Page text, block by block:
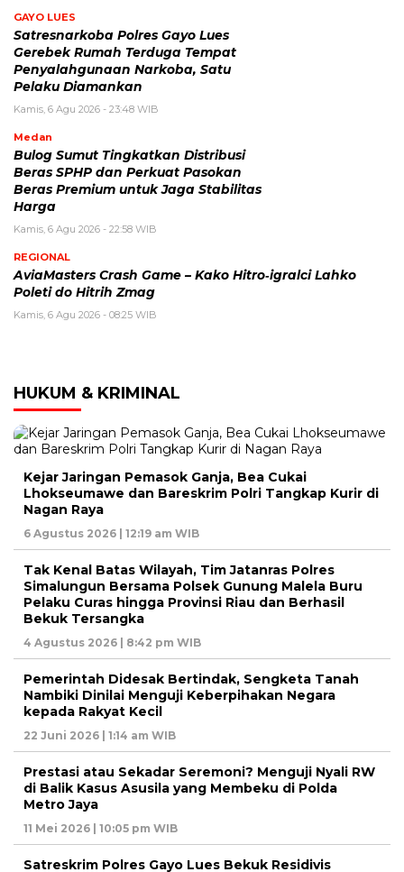
GAYO LUES
Satresnarkoba Polres Gayo Lues
Gerebek Rumah Terduga Tempat
Penyalahgunaan Narkoba, Satu
Pelaku Diamankan
Kamis, 6 Agu 2026 - 23:48 WIB
Medan
Bulog Sumut Tingkatkan Distribusi
Beras SPHP dan Perkuat Pasokan
Beras Premium untuk Jaga Stabilitas
Harga
Kamis, 6 Agu 2026 - 22:58 WIB
REGIONAL
AviaMasters Crash Game – Kako Hitro‑igralci Lahko
Poleti do Hitrih Zmag
Kamis, 6 Agu 2026 - 08:25 WIB
HUKUM & KRIMINAL
Kejar Jaringan Pemasok Ganja, Bea Cukai
Lhokseumawe dan Bareskrim Polri Tangkap Kurir di
Nagan Raya
6 Agustus 2026 | 12:19 am WIB
Tak Kenal Batas Wilayah, Tim Jatanras Polres
Simalungun Bersama Polsek Gunung Malela Buru
Pelaku Curas hingga Provinsi Riau dan Berhasil
Bekuk Tersangka
4 Agustus 2026 | 8:42 pm WIB
Pemerintah Didesak Bertindak, Sengketa Tanah
Nambiki Dinilai Menguji Keberpihakan Negara
kepada Rakyat Kecil
22 Juni 2026 | 1:14 am WIB
Prestasi atau Sekadar Seremoni? Menguji Nyali RW
di Balik Kasus Asusila yang Membeku di Polda
Metro Jaya
11 Mei 2026 | 10:05 pm WIB
Satreskrim Polres Gayo Lues Bekuk Residivis